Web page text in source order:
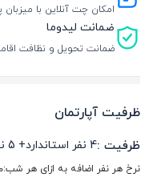
امکان چت آنلاین با
ضمانت لیدوما
ضمانت تحویل و نظافت
ظرفیت آپارتمان
ظرفیت :4 نفر استاندارد+
5
نرخ هر نفر اضافه به ازای هر شب: